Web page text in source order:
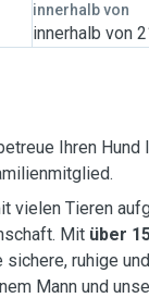
innerhalb von
innerhalb von
Ihren
vielen Tieren
Mit über
ruhige
Mann und